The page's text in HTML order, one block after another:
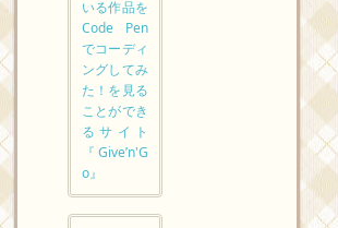
いる作品を
Code Pen
でコーディ
ングしてみ
た！を見る
ことができ
るサイト
『Give’n'G
o』